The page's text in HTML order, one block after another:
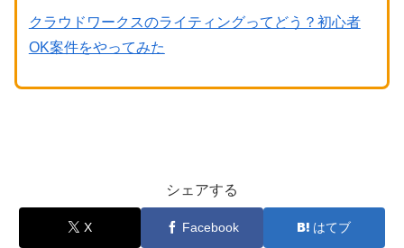
クラウドワークスのライティングってどう？初心者
OK案件をやってみた
シェアする
X Facebook はてブ